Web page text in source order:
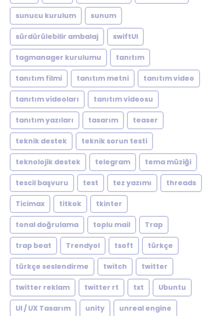
sunucu kurulum sunum
sürdürülebilir ambalaj swiftUI
tagmanager kurulumu tanıtım
tanıtım filmi tanıtım metni tanıtım video
tanıtım videoları tanıtım videosu
tanıtım yazıları tasarım teaser
teknik destek teknik sorun testi
teknolojik destek telegram tema müziği
tescil başvuru test tez yazımı threads
Ticimax titkok tkinter
tonal doğrulama toplu mail Trap
trap beat Trendyol tsoft türkçe
türkçe seslendirme twitch twitter
twitter reklam twitter rt txt Ubuntu
UI / UX Tasarım unity unreal engine